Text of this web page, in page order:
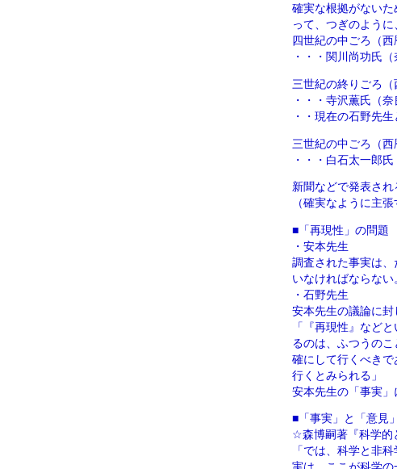
確実な根拠がない
って、つぎのように
四世紀の中ごろ（西
・・・関川尚功氏
三世紀の終りごろ（
・・・寺沢薫氏（
・・現在の石野先
三世紀の中ごろ（西
・・・白石太一郎
新聞などで発表さ
（確実なように主
■「再現性」の問題
・安本先生
調査された事実は
いなければならない
・石野先生
安本先生の議論に封
「『再現性』など
るのは、ふつうの
確にして行くべき
行くとみられる」
安本先生の「事実」
■「事実」と「意見
☆森博嗣著『科学的
「では、科学と非